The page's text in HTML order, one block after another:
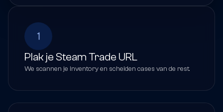
1
Plak je Steam Trade URL
We scannen je inventory en scheiden cases van de rest.